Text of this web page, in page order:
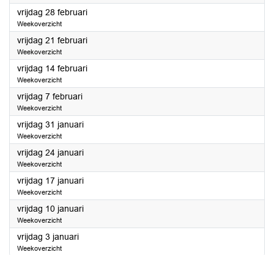
vrijdag 28 februari2025
Weekoverzicht
vrijdag 21 februari2025
Weekoverzicht
vrijdag 14 februari2025
Weekoverzicht
vrijdag 7 februari2025
Weekoverzicht
vrijdag 31 januari2025
Weekoverzicht
vrijdag 24 januari2025
Weekoverzicht
vrijdag 17 januari2025
Weekoverzicht
vrijdag 10 januari2025
Weekoverzicht
vrijdag 3 januari2025
Weekoverzicht